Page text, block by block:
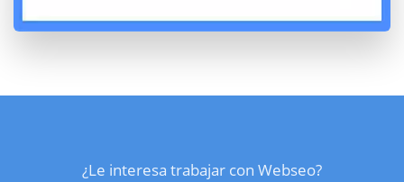
¿Le interesa trabajar con Webseo?